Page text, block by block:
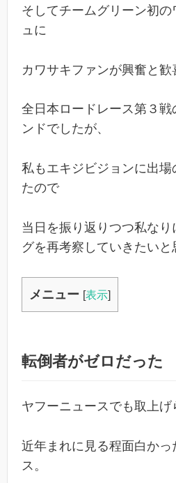
そしてチームグリーン初
ュに
カワサキファンが興奮と歓
全日本ロードレース第３戦
ンドでしたが、
私もエキジビジョンに出場
たので
当日を振り返りつつ私な
グを再考察していきたいと
メニュー [表示]
転倒者がゼロだった
ヤフーニュースでも取上げ
近年まれに見る程面白か
ス。